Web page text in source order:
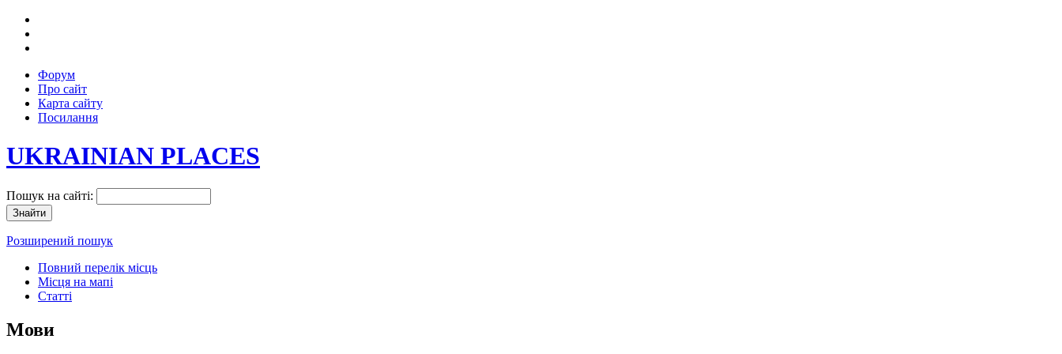
Форум
Про сайт
Карта сайту
Посилання
UKRAINIAN PLACES
Пошук на сайті:
Розширений пошук
Повний перелік місць
Місця на мапі
Статті
Мови